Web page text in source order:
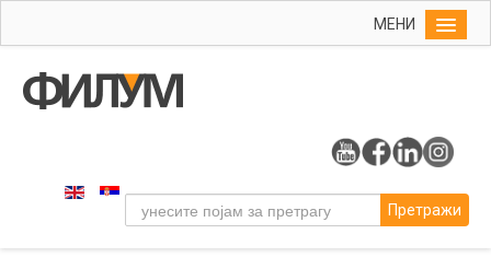
МЕНИ
Упис
Уметност
Претражи